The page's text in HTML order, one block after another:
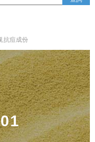
,抗痘成份